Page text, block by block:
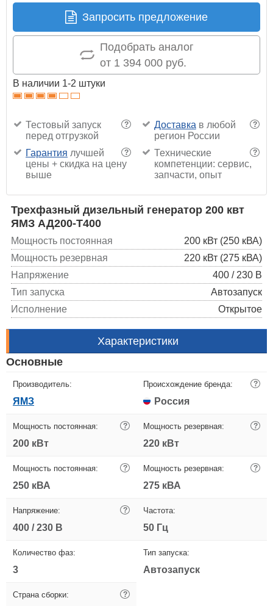
Запросить предложение
Подобрать аналог
от 1 394 000 руб.
В наличии 1-2 штуки
?
Тестовый запуск
перед отгрузкой
?
Доставка в любой
регион России
?
Гарантия лучшей
цены + скидка на цену
выше
?
Технические
компетенции: сервис,
запчасти, опыт
Трехфазный дизельный генератор 200 квт
ЯМЗ АД200-T400
Мощность постоянная
200 кВт (250 кВА)
Мощность резервная
220 кВт (275 кВА)
Напряжение
400 / 230 В
Тип запуска
Автозапуск
Исполнение
Открытое
Характеристики
Основные
Производитель:
ЯМЗ
Происхождение бренда: ?
Россия
Мощность постоянная: ?
200 кВт
Мощность резервная: ?
220 кВт
Мощность постоянная: ?
250 кВА
Мощность резервная: ?
275 кВА
Напряжение: ?
400 / 230 В
Частота:
50 Гц
Количество фаз:
3
Тип запуска:
Автозапуск
Страна сборки: ?